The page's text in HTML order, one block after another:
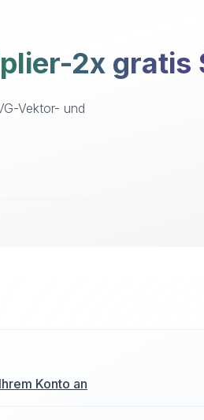
2x gratis
Vektor- und
Konto an